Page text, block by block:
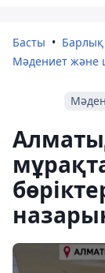
Басты
Мәдениет және